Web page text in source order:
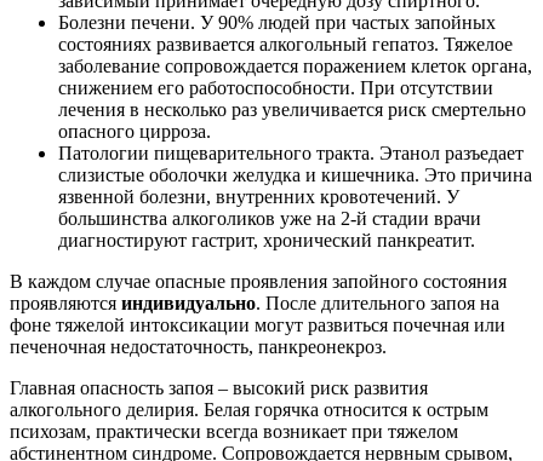
Болезни печени. У 90% людей при частых запойных
состояниях развивается алкогольный гепатоз. Тяжелое
заболевание сопровождается поражением клеток органа,
снижением его работоспособности. При отсутствии
лечения в несколько раз увеличивается риск смертельно
опасного цирроза.
Патологии пищеварительного тракта. Этанол разъедает
слизистые оболочки желудка и кишечника. Это причина
язвенной болезни, внутренних кровотечений. У
большинства алкоголиков уже на 2-й стадии врачи
диагностируют гастрит, хронический панкреатит.
В каждом случае опасные проявления запойного состояния
проявляются индивидуально. После длительного запоя на
фоне тяжелой интоксикации могут развиться почечная или
печеночная недостаточность, панкреонекроз.
Главная опасность запоя – высокий риск развития
алкогольного делирия. Белая горячка относится к острым
психозам, практически всегда возникает при тяжелом
абстинентном синдроме. Сопровождается нервным срывом,